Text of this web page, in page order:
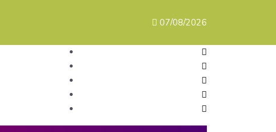
07/08/2026